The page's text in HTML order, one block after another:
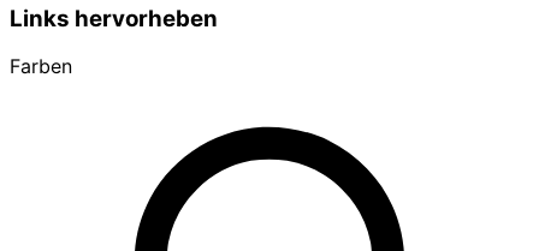
Links hervorheben
Farben